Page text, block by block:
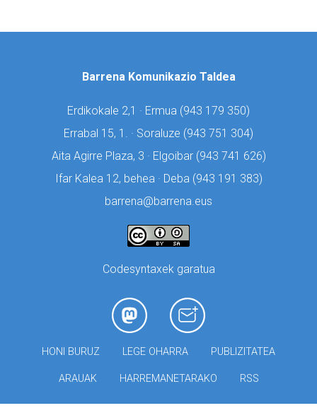
Barrena Komunikazio Taldea
Erdikokale 2,1 · Ermua (943 179 350)
Errabal 15, 1. · Soraluze (943 751 304)
Aita Agirre Plaza, 3 · Elgoibar (943 741 626)
Ifar Kalea 12, behea · Deba (943 191 383)
barrena@barrena.eus
Codesyntaxek garatua
HONI BURUZ LEGE OHARRA PUBLIZITATEA
ARAUAK HARREMANETARAKO RSS